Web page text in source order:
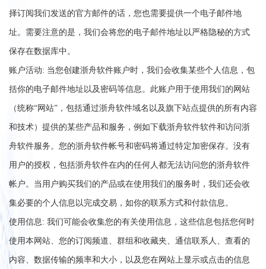
择订阅我们发送的官方邮件的话，您也需要提供一个电子邮件地
址。需要注意的是，我们会将您的电子邮件地址以严格隐秘的方式
保存在数据库中。
账户活动: 当您创建浙舟软件账户时，我们会收集某些个人信息，包
括你的电子邮件地址以及密码等信息。此账户用于使用我们的网站
（统称“网站”，包括通过浙舟软件域名以及旗下站点提供的所有内容
和技术）提供的某些产品和服务，例如下载浙舟软件软件和访问浙
舟软件服务。您的浙舟软件帐号和密码将通过特定加密保存。没有
用户的授权，包括浙舟软件在内的任何人都无法访问您的浙舟软件
帐户。当用户购买我们的产品或在使用我们的服务时，我们还会收
集必要的个人信息以完成交易，如你的联系方式和付款信息。
使用信息: 我们可能会收集您的有关使用信息，这些信息包括您何时
使用本网站、您的订阅频道、群组和收藏夹、通信联系人、查看的
内容、数据传输的频率和大小，以及您在网站上显示或点击的信息